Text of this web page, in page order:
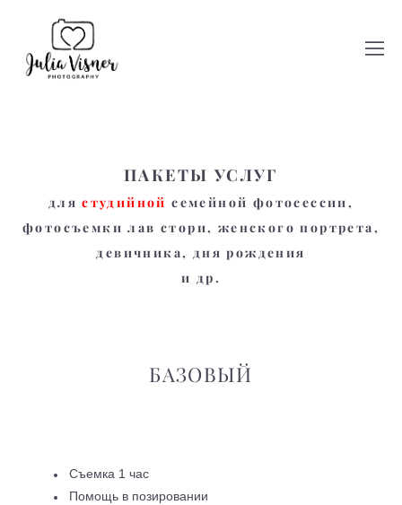
ПАКЕТЫ УСЛУГ
дляcтудийной семейной фотосессии,
фотосъемки лав стори, женского портрета,
девичника, дня рождения
и др.
БАЗОВЫЙ
Съемка 1 час
Помощь в позировании